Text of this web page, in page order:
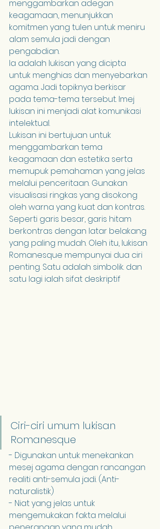
menggambarkan adegan
keagamaan, menunjukkan
komitmen yang tulen untuk meniru
alam semula jadi dengan
pengabdian.
Ia adalah lukisan yang dicipta
untuk menghias dan menyebarkan
agama. Jadi topiknya berkisar
pada tema-tema tersebut. Imej
lukisan ini menjadi alat komunikasi
intelektual.
Lukisan ini bertujuan untuk
menggambarkan tema
keagamaan dan estetika serta
memupuk pemahaman yang jelas
melalui penceritaan. Gunakan
visualisasi ringkas yang disokong
oleh warna yang kuat dan kontras.
Seperti garis besar, garis hitam
berkontras dengan latar belakang
yang paling mudah. Oleh itu, lukisan
Romanesque mempunyai dua ciri
penting. Satu adalah simbolik. dan
satu lagi ialah sifat deskriptif
Ciri-ciri umum lukisan
Romanesque
- Digunakan untuk menekankan
mesej agama dengan rancangan
realiti anti-semula jadi. (Anti-
naturalistik)
- Niat yang jelas untuk
mengemukakan fakta melalui